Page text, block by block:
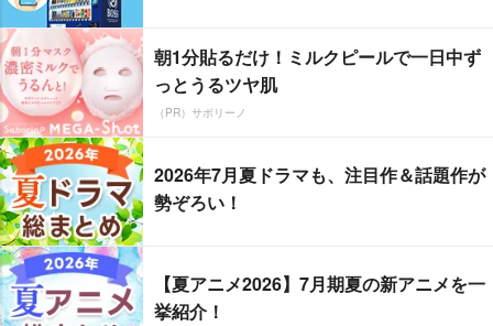
朝1分貼るだけ！ミルクピールで一日中ず
っとうるツヤ肌
（PR）サボリーノ
2026年7月夏ドラマも、注目作＆話題作が
勢ぞろい！
【夏アニメ2026】7月期夏の新アニメを一
挙紹介！